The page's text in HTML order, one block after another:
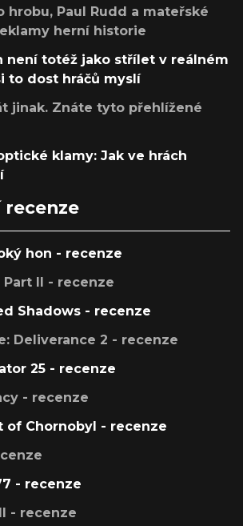
hrobu, Paul Rudd a mateřské
herní historie
není totéž jako střílet v reálném
to dost hráčů myslí
jinak. Znáte tyto přehlížené
klamy: Jak ve hrách
recenze
hon - recenze
Part II - recenze
Shadows - recenze
Deliverance 2 - recenze
25 - recenze
- recenze
of Chornobyl - recenze
- recenze
- recenze